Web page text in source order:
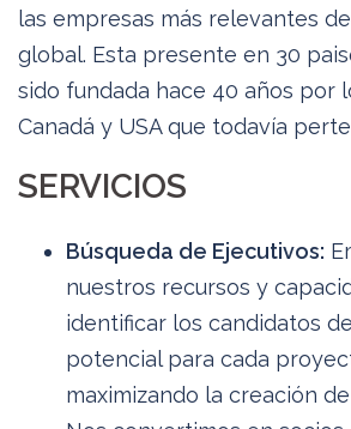
las empresas más relevantes
global. Esta presente en 30
sido fundada hace 40 años por
Canadá y USA que todavía
SERVICIOS
Búsqueda de Ejecutivos:
nuestros recursos y
identificar los candidatos
potencial para cada
maximizando la creación